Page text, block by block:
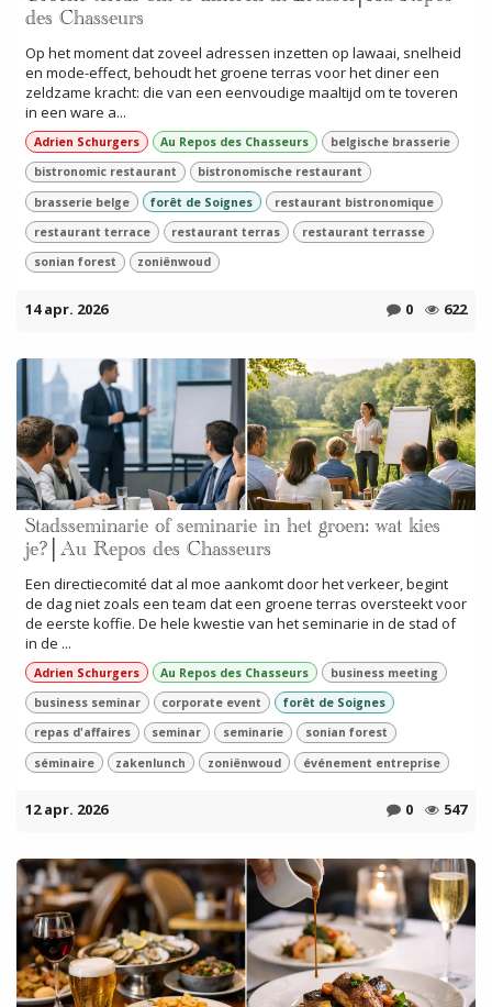
des Chasseurs
Op het moment dat zoveel adressen inzetten op lawaai, snelheid
en mode-effect, behoudt het groene terras voor het diner een
zeldzame kracht: die van een eenvoudige maaltijd om te toveren
in een ware a...
Adrien Schurgers Au Repos des Chasseurs
belgische brasserie
bistronomic restaurant
bistronomische restaurant
brasserie belge
forêt de Soignes
restaurant bistronomique
restaurant terrace
restaurant terras
restaurant terrasse
sonian forest
zoniënwoud
14 apr. 2026 0 622
Stadsseminarie of seminarie in het groen: wat kies
je?│Au Repos des Chasseurs
Een directiecomité dat al moe aankomt door het verkeer, begint
de dag niet zoals een team dat een groene terras oversteekt voor
de eerste koffie. De hele kwestie van het seminarie in de stad of
in de ...
Adrien Schurgers Au Repos des Chasseurs
business meeting
business seminar
corporate event
forêt de Soignes
repas d'affaires
seminar seminarie
sonian forest
séminaire
zakenlunch zoniënwoud événement entreprise
12 apr. 2026 0 547